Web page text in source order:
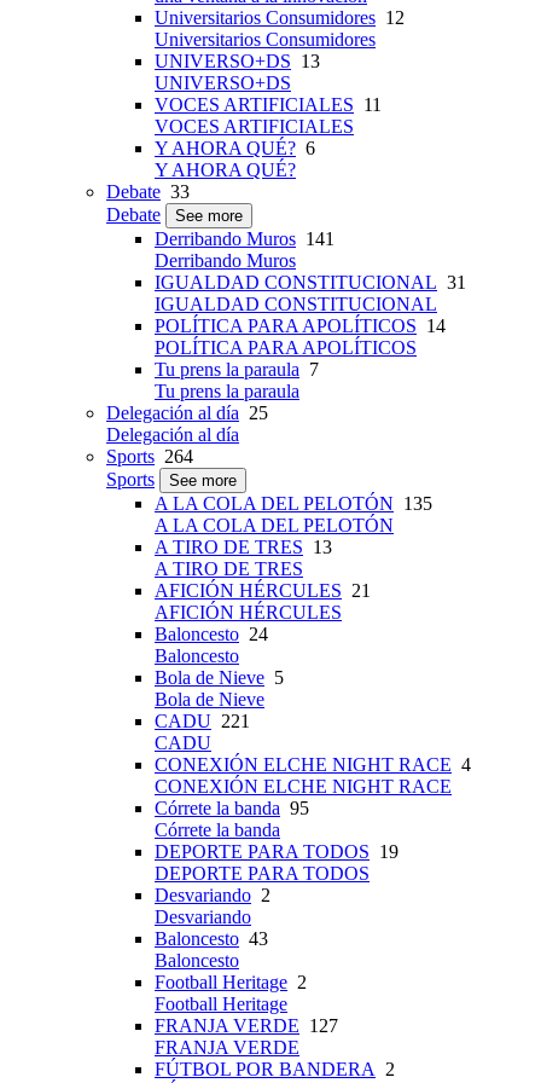
Universitarios Consumidores 12
Universitarios Consumidores
UNIVERSO+DS 13
UNIVERSO+DS
VOCES ARTIFICIALES 11
VOCES ARTIFICIALES
Y AHORA QUÉ? 6
Y AHORA QUÉ?
Debate 33
Debate
See more
Derribando Muros 141
Derribando Muros
IGUALDAD CONSTITUCIONAL 31
IGUALDAD CONSTITUCIONAL
POLÍTICA PARA APOLÍTICOS 14
POLÍTICA PARA APOLÍTICOS
Tu prens la paraula 7
Tu prens la paraula
Delegación al día 25
Delegación al día
Sports 264
Sports
See more
A LA COLA DEL PELOTÓN 135
A LA COLA DEL PELOTÓN
A TIRO DE TRES 13
A TIRO DE TRES
AFICIÓN HÉRCULES 21
AFICIÓN HÉRCULES
Baloncesto 24
Baloncesto
Bola de Nieve 5
Bola de Nieve
CADU 221
CADU
CONEXIÓN ELCHE NIGHT RACE 4
CONEXIÓN ELCHE NIGHT RACE
Córrete la banda 95
Córrete la banda
DEPORTE PARA TODOS 19
DEPORTE PARA TODOS
Desvariando 2
Desvariando
Baloncesto 43
Baloncesto
Football Heritage 2
Football Heritage
FRANJA VERDE 127
FRANJA VERDE
FÚTBOL POR BANDERA
2